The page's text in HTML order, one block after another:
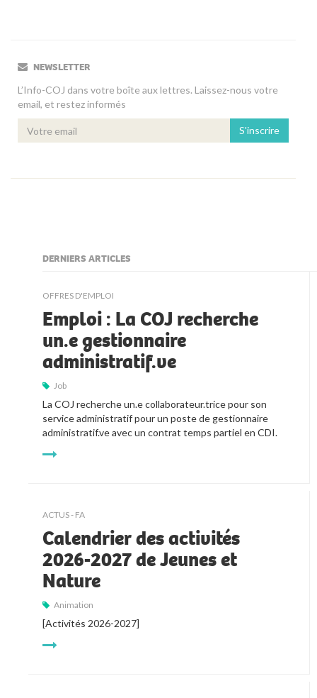
NEWSLETTER
L’Info-COJ dans votre boîte aux lettres. Laissez-nous votre
email, et restez informés
S'inscrire
DERNIERS ARTICLES
OFFRES D'EMPLOI
Emploi : La COJ recherche
un.e gestionnaire
administratif.ve
Job
La COJ recherche un.e collaborateur.trice pour son
service administratif pour un poste de gestionnaire
administratif.ve avec un contrat temps partiel en CDI.
ACTUS - FA
Calendrier des activités
2026-2027 de Jeunes et
Nature
Animation
[Activités 2026-2027]